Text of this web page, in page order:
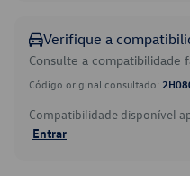
Verifique a
Consulte a compatibilidade
Código original consultado:
Compatibilidade disponível
Entrar